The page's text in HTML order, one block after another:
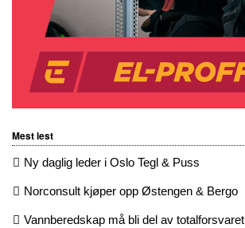
Mest lest
Ny daglig leder i Oslo Tegl & Puss
Norconsult kjøper opp Østengen & Bergo
Vannberedskap må bli del av totalforsvaret